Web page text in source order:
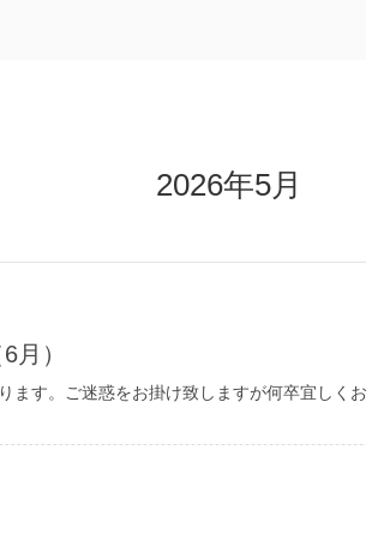
2026年5月
月）
ます。ご迷惑をお掛け致しますが何卒宜しく